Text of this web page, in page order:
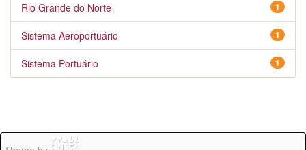
1
Rio Grande do Norte
1
Sistema Aeroportuário
1
Sistema Portuário